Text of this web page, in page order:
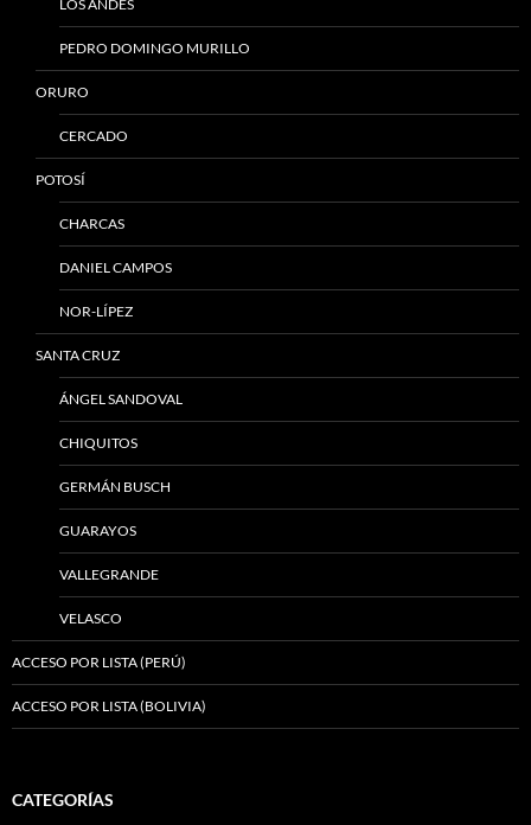
LOS ANDES
PEDRO DOMINGO MURILLO
ORURO
CERCADO
POTOSÍ
CHARCAS
DANIEL CAMPOS
NOR-LÍPEZ
SANTA CRUZ
ÁNGEL SANDOVAL
CHIQUITOS
GERMÁN BUSCH
GUARAYOS
VALLEGRANDE
VELASCO
ACCESO POR LISTA (PERÚ)
ACCESO POR LISTA (BOLIVIA)
CATEGORÍAS